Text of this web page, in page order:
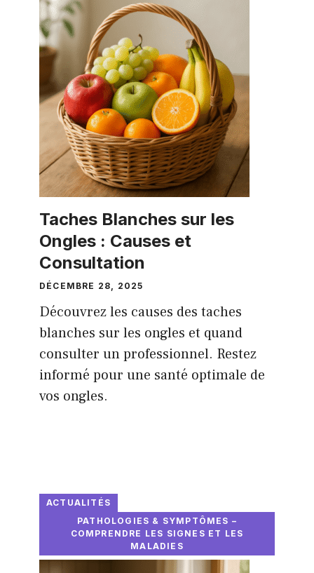
Taches Blanches sur les
Ongles : Causes et
Consultation
DÉCEMBRE 28, 2025
Découvrez les causes des taches
blanches sur les ongles et quand
consulter un professionnel. Restez
informé pour une santé optimale de
vos ongles.
ACTUALITÉS
PATHOLOGIES & SYMPTÔMES –
COMPRENDRE LES SIGNES ET LES
MALADIES